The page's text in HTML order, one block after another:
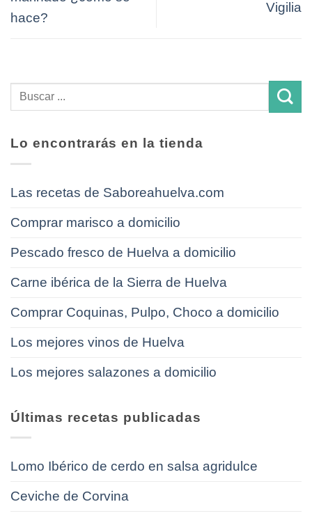
hace?
Vigilia
Lo encontrarás en la tienda
Las recetas de Saboreahuelva.com
Comprar marisco a domicilio
Pescado fresco de Huelva a domicilio
Carne ibérica de la Sierra de Huelva
Comprar Coquinas, Pulpo, Choco a domicilio
Los mejores vinos de Huelva
Los mejores salazones a domicilio
Últimas recetas publicadas
Lomo Ibérico de cerdo en salsa agridulce
Ceviche de Corvina